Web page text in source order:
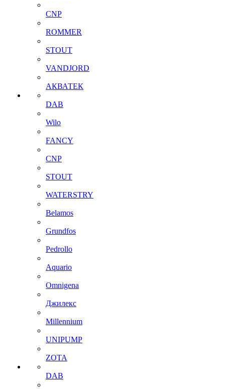
CNP
ROMMER
STOUT
VANDJORD
АКВАТЕК
DAB
Wilo
FANCY
CNP
STOUT
WATERSTRY
Belamos
Grundfos
Pedrollo
Aquario
Omnigena
Джилекс
Millennium
UNIPUMP
ZOTA
DAB